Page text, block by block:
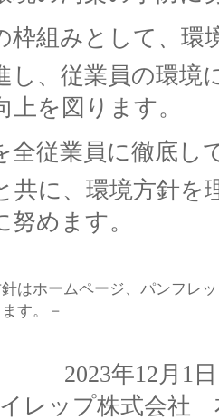
枠組みとして、環
し、従業員の環境
上を図ります。
全従業員に徹底し
共に、環境方針を
努めます。
ホームページ、パンフレッ
す。－
2023年12月1日
レップ株式会社